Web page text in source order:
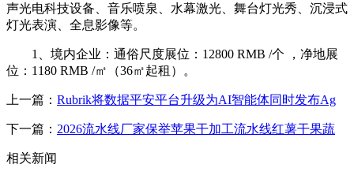
声光电科技设备、音乐喷泉、水幕激光、舞台灯光秀、沉浸式
灯光表演、全息影像等。
1、境内企业：通俗尺度展位：12800 RMB /个 ，净地展
位：1180 RMB /㎡（36㎡起租）。
上一篇： Rubrik将数据平安平台升级为AI智能体同时发布Ag
下一篇： 2026流水线厂家保举苹果干加工流水线红薯干果蔬
相关新闻